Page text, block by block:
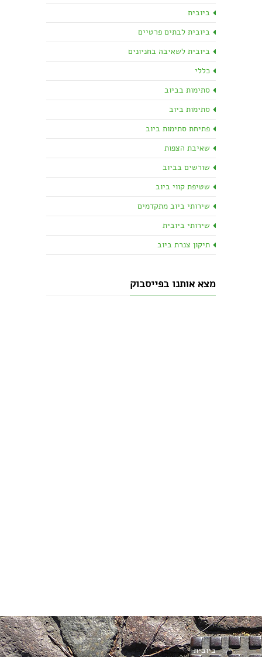
ביובית
ביובית לבתים פרטיים
ביובית לשאיבה בחניונים
כללי
סתימות בביוב
סתימות ביוב
פתיחת סתימות ביוב
שאיבת הצפות
שורשים בביוב
שטיפת קווי ביוב
שירותי ביוב מתקדמים
שירותי ביובית
תיקון צנרת ביוב
מצא אותנו בפייסבוק
ביובית